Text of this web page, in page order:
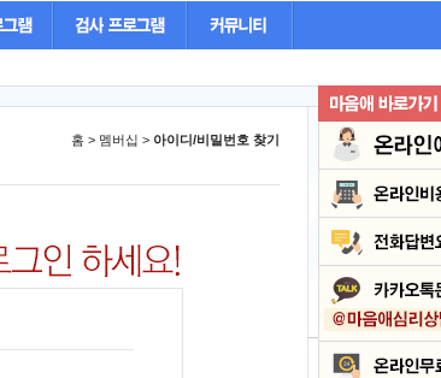
홈 > 멤버십 > 아이디/비밀번호 찾기